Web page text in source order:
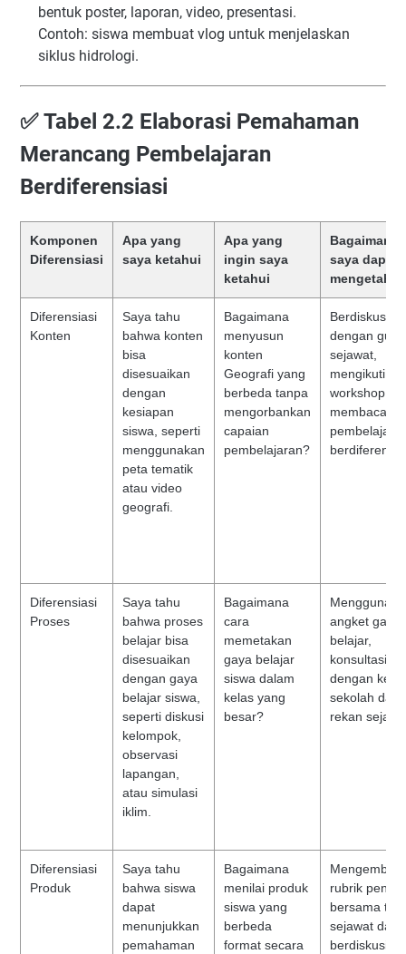
bentuk poster, laporan, video, presentasi.
Contoh: siswa membuat vlog untuk menjelaskan
siklus hidrologi.
✅Tabel 2.2 Elaborasi Pemahaman
Merancang Pembelajaran
Berdiferensiasi
Komponen
Diferensiasi
Apa yang
saya ketahui
Apa yang
ingin saya
ketahui
Bagaimana
saya dapat
Diferensiasi
Konten
Saya tahu
bahwa konten
bisa
disesuaikan
dengan
kesiapan
siswa, seperti
menggunakan
peta tematik
atau video
geografi.
Bagaimana
menyusun
konten
Geografi yang
berbeda tanpa
mengorbankan
capaian
pembelajaran?
Berdiskusi
dengan guru
sejawat,
mengikuti
workshop,
membaca
Diferensiasi
Proses
Saya tahu
bahwa proses
belajar bisa
disesuaikan
dengan gaya
belajar siswa,
seperti diskusi
kelompok,
observasi
lapangan,
atau simulasi
iklim.
Bagaimana
cara
memetakan
gaya belajar
siswa dalam
kelas yang
besar?
angket gaya
belajar,
konsultasi
dengan
sekolah dan
rekan
Diferensiasi
Produk
Saya tahu
bahwa siswa
dapat
menunjukkan
pemahaman
Bagaimana
menilai produk
siswa yang
berbeda
format secara
rubrik
bersama
sejawat dan
berdiskusi